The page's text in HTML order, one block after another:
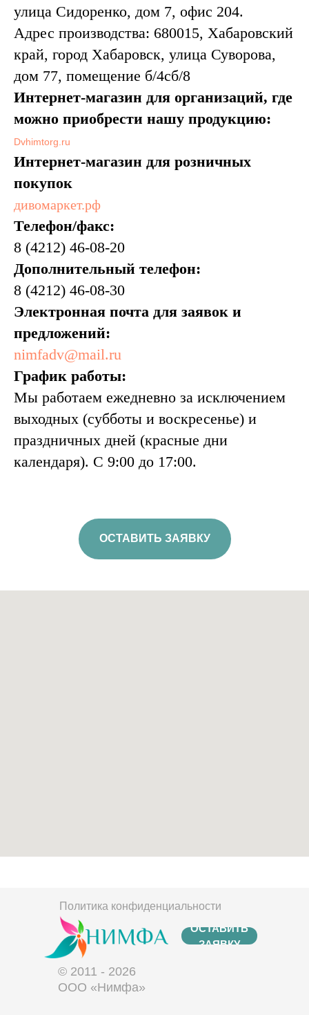
улица Сидоренко, дом 7, офис 204.
Адрес производства: 680015, Хабаровский
край, город Хабаровск, улица Суворова,
дом 77, помещение б/4сб/8
Интернет-магазин для организаций, где
можно приобрести нашу продукцию:
Dvhimtorg.ru
Интернет-магазин для розничных
покупок
дивомаркет.рф
Телефон/факс:
8 (4212) 46-08-20
Дополнительный телефон:
8 (4212) 46-08-30
Электронная почта для заявок и
предложений:
nimfadv@mail.ru
График работы:
Мы работаем ежедневно за исключением
выходных (субботы и воскресенье) и
праздничных дней (красные дни
календаря). C 9:00 до 17:00.
ОСТАВИТЬ ЗАЯВКУ
Политика конфиденциальности
© 2011 - 2026
ООО «Нимфа»
ОСТАВИТЬ
ЗАЯВКУ